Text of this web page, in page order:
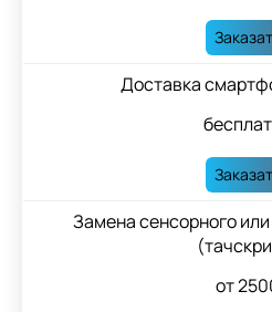
Доставка
Замена сенсорного
от